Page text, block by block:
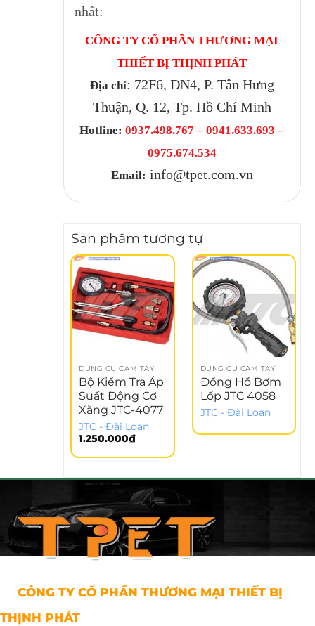
nhất:
CÔNG TY CỔ PHẦN THƯƠNG MẠI
THIẾT BỊ THỊNH PHÁT
Địa chỉ: 72F6, DN4, P. Tân Hưng
Thuận, Q. 12, Tp. Hồ Chí Minh
Hotline: 0937.498.767 – 0941.633.693 –
0975.674.534
Email: info@tpet.com.vn
Sản phẩm tương tự
DỤNG CỤ CẦM TAY
Bộ Kiểm Tra Áp
Suất Động Cơ
Xăng JTC-4077
JTC - Đài Loan
1.250.000₫
DỤNG CỤ CẦM TAY
Đồng Hồ Bơm
Lốp JTC 4058
JTC - Đài Loan
CÔNG TY CỔ PHẦN THƯƠNG MẠI THIẾT BỊ
THỊNH PHÁT